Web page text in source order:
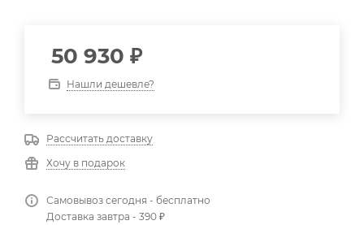
50 930 ₽
Нашли дешевле?
Рассчитать доставку
Хочу в подарок
Самовывоз сегодня - бесплатно
Доставка завтра - 390 ₽